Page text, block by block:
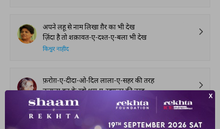
अपने लहू से नाम लिखा ग़ैर का भी देख
ज़िंदा है तो शक़ावत-ए-दश्त-ए-बला भी देख
किश्वर नाहीद
फ़रोग़-ए-दीदा-ओ-दिल लाला-ए-सहर की तरह
उजाला बन के रहो शम-ए-रहगुज़र की तरह
अली सरदार जाफ़री